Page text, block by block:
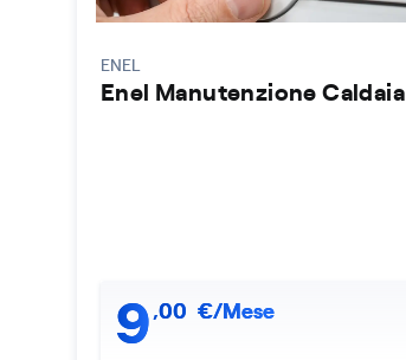
ENEL
Enel Manutenzione Caldaia
9,00 €/Mese